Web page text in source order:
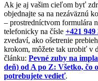
Ak je aj vašim cieľom byť
objednajte sa na nezáväznú
– prostredníctvom formulára
telefonicky na čísle +421 949
zvedaví, ako ošetrenie
krokom, môžete tak urobiť v
článku: Pevné zuby na
deň) od A po Z: Všetko, čo
potrebujete vedieť.